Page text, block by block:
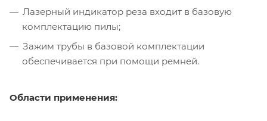
Лазерный индикатор реза входит в базовую
комплектацию пилы;
Зажим трубы в базовой комплектации
обеспечивается при помощи ремней.
Области применения: